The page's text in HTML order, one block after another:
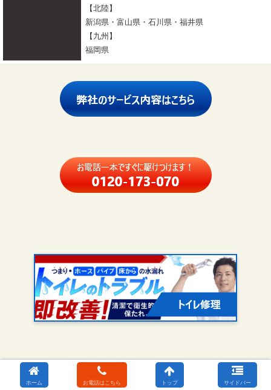
【北陸】
新潟県・富山県・石川県・福井県
【九州】
福岡県
ホーム お電話はこちら トップ サイドバー